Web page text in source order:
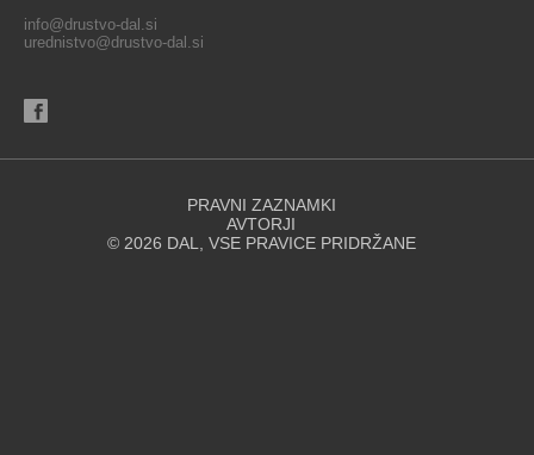
info@drustvo-dal.si
urednistvo@drustvo-dal.si
PRAVNI ZAZNAMKI
AVTORJI
© 2026 DAL, VSE PRAVICE PRIDRŽANE